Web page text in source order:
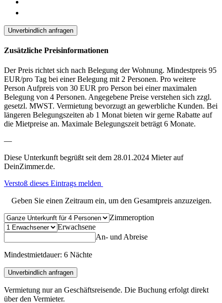
Unverbindlich anfragen
Zusätzliche Preisinformationen
Der Preis richtet sich nach Belegung der Wohnung. Mindestpreis 95
EUR/pro Tag bei einer Belegung mit 2 Personen. Pro weitere
Person Aufpreis von 30 EUR pro Person bei einer maximalen
Belegung von 4 Personen. Angegebene Preise verstehen sich zzgl.
gesetzl. MWST. Vermietung bevorzugt an gewerbliche Kunden. Bei
längeren Belegungszeiten ab 1 Monat bieten wir gerne Rabatte auf
die Mietpreise an. Maximale Belegungszeit beträgt 6 Monate.
—
Diese Unterkunft begrüßt seit dem 28.01.2024 Mieter auf
DeinZimmer.de.
Verstoß dieses Eintrags melden
Geben Sie einen Zeitraum ein, um den Gesamtpreis anzuzeigen.
Zimmeroption
Erwachsene
An- und Abreise
Mindestmietdauer: 6 Nächte
Unverbindlich anfragen
Vermietung nur an Geschäftsreisende. Die Buchung erfolgt direkt
über den Vermieter.